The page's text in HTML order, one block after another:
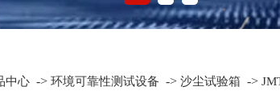
中心 -> 环境可靠性测试设备 -> 沙尘试验箱 ->